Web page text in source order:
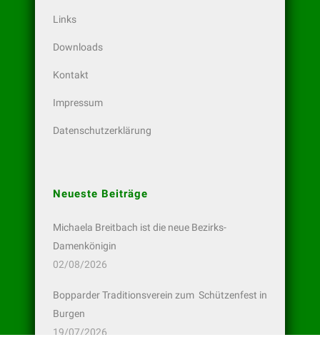
Links
Downloads
Kontakt
Impressum
Datenschutzerklärung
Neueste Beiträge
Michaela Breitbach ist die neue Bezirks-
Damenkönigin
02/08/2026
Bopparder Traditionsverein zum Schützenfest in
Burgen
19/07/2026